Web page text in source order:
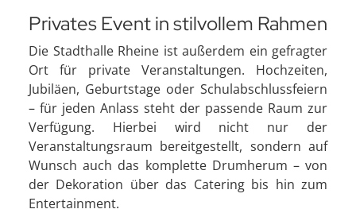
Privates Event in stilvollem Rahmen
Die Stadthalle Rheine ist außerdem ein gefragter
Ort für private Veranstaltungen. Hochzeiten,
Jubiläen, Geburtstage oder Schulabschlussfeiern
– für jeden Anlass steht der passende Raum zur
Verfügung. Hierbei wird nicht nur der
Veranstaltungsraum bereitgestellt, sondern auf
Wunsch auch das komplette Drumherum – von
der Dekoration über das Catering bis hin zum
Entertainment.